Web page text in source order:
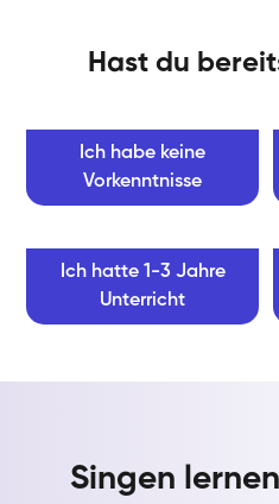
Hast du
Ich habe keine
Vorkenntnisse
Ich hatte 1-3 Jahre
Unterricht
Singen